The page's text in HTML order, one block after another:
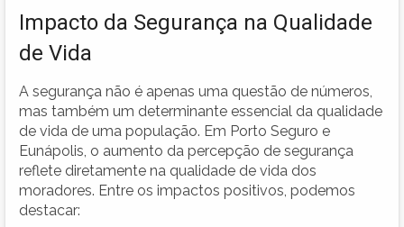
Impacto da Segurança na Qualidade
de Vida
A segurança não é apenas uma questão de números,
mas também um determinante essencial da qualidade
de vida de uma população. Em Porto Seguro e
Eunápolis, o aumento da percepção de segurança
reflete diretamente na qualidade de vida dos
moradores. Entre os impactos positivos, podemos
destacar: